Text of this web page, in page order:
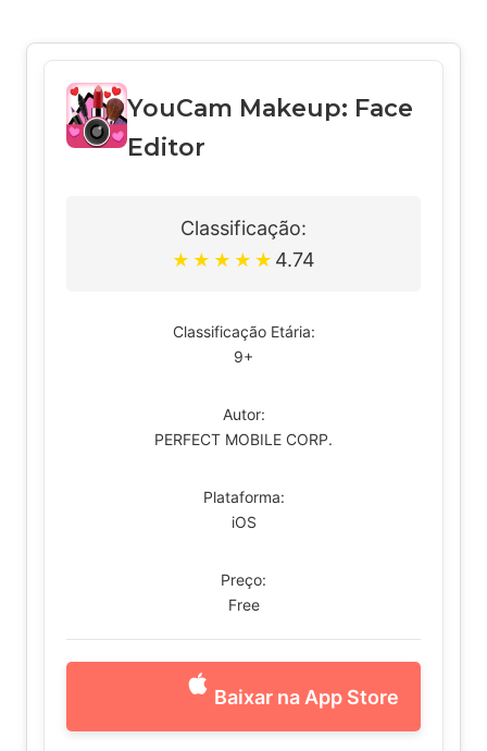
YouCam Makeup: Face
Editor
Classificação:
★ ★ ★ ★ ★ 4.74
Classificação Etária:
9+
Autor:
PERFECT MOBILE CORP.
Plataforma:
iOS
Preço:
Free
Baixar na App Store